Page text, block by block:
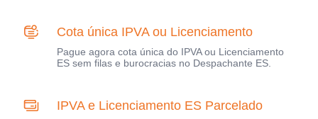
Cota única IPVA ou Licenciamento
Pague agora cota única do IPVA ou Licenciamento
ES sem filas e burocracias no Despachante ES.
IPVA e Licenciamento ES Parcelado